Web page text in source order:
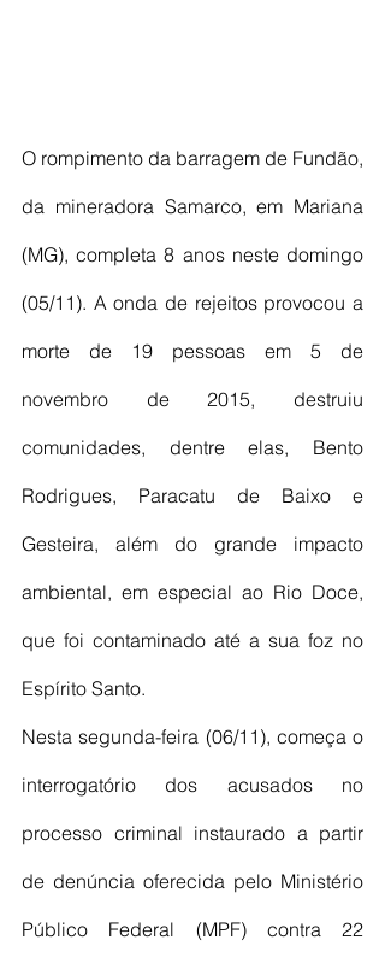
O rompimento da barragem de Fundão,
da mineradora Samarco, em Mariana
(MG), completa 8 anos neste domingo
(05/11). A onda de rejeitos provocou a
morte de 19 pessoas em 5 de
novembro de 2015, destruiu
comunidades, dentre elas, Bento
Rodrigues, Paracatu de Baixo e
Gesteira, além do grande impacto
ambiental, em especial ao Rio Doce,
que foi contaminado até a sua foz no
Espírito Santo.
Nesta segunda-feira (06/11), começa o
interrogatório dos acusados no
processo criminal instaurado a partir
de denúncia oferecida pelo Ministério
Público Federal (MPF) contra 22